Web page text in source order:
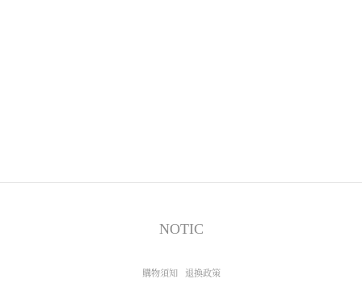
NOTIC
購物須知 退換政策